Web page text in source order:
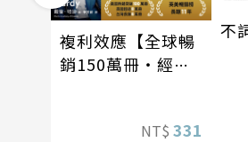
複利效應【全球暢
銷150萬冊・經典
NT$ 331
不